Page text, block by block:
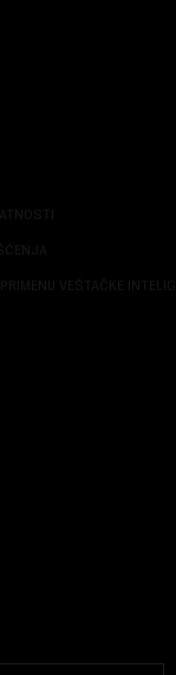
VEŠTAČKE